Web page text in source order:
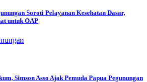
Soroti Pelayanan Kesehatan Dasar,
untuk OAP
Simson Asso Ajak Pemuda Papua Pegunungan